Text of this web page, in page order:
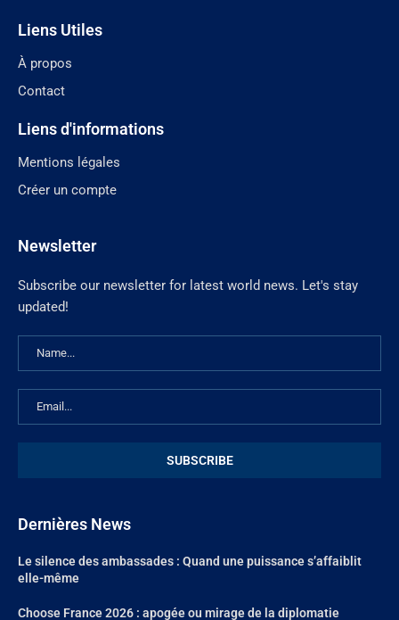
Liens Utiles
À propos
Contact
Liens d'informations
Mentions légales
Créer un compte
Newsletter
Subscribe our newsletter for latest world news. Let's stay
updated!
Dernières News
Le silence des ambassades : Quand une puissance s’affaiblit
elle-même
Choose France 2026 : apogée ou mirage de la diplomatie